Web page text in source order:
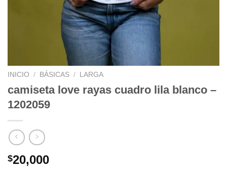
INICIO / BÁSICAS / LARGA
camiseta love rayas cuadro lila blanco –
1202059
$20,000